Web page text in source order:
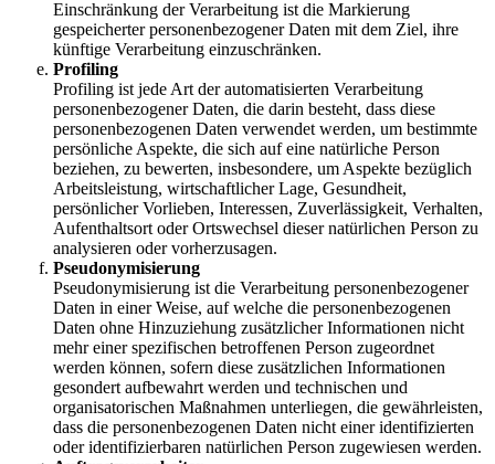
Einschränkung der Verarbeitung ist die Markierung
gespeicherter personenbezogener Daten mit dem Ziel, ihre
künftige Verarbeitung einzuschränken.
Profiling
Profiling ist jede Art der automatisierten Verarbeitung
personenbezogener Daten, die darin besteht, dass diese
personenbezogenen Daten verwendet werden, um bestimmte
persönliche Aspekte, die sich auf eine natürliche Person
beziehen, zu bewerten, insbesondere, um Aspekte bezüglich
Arbeitsleistung, wirtschaftlicher Lage, Gesundheit,
persönlicher Vorlieben, Interessen, Zuverlässigkeit, Verhalten,
Aufenthaltsort oder Ortswechsel dieser natürlichen Person zu
analysieren oder vorherzusagen.
Pseudonymisierung
Pseudonymisierung ist die Verarbeitung personenbezogener
Daten in einer Weise, auf welche die personenbezogenen
Daten ohne Hinzuziehung zusätzlicher Informationen nicht
mehr einer spezifischen betroffenen Person zugeordnet
werden können, sofern diese zusätzlichen Informationen
gesondert aufbewahrt werden und technischen und
organisatorischen Maßnahmen unterliegen, die gewährleisten,
dass die personenbezogenen Daten nicht einer identifizierten
oder identifizierbaren natürlichen Person zugewiesen werden.